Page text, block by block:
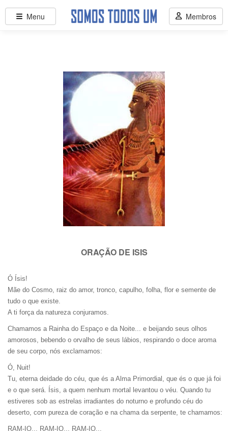
ORAÇÃO DE ISIS
Ó Ísis!
Mãe do Cosmo, raiz do amor, tronco, capulho, folha, flor e semente de
tudo o que existe.
A ti força da natureza conjuramos.
Chamamos a Rainha do Espaço e da Noite... e beijando seus olhos
amorosos, bebendo o orvalho de seus lábios, respirando o doce aroma
de seu corpo, nós exclamamos:
Ó, Nuit!
Tu, eterna deidade do céu, que és a Alma Primordial, que és o que já foi
e o que será. Ísis, a quem nenhum mortal levantou o véu. Quando tu
estiveres sob as estrelas irradiantes do noturno e profundo céu do
deserto, com pureza de coração e na chama da serpente, te chamamos:
RAM-IO... RAM-IO... RAM-IO...
Menu Membros